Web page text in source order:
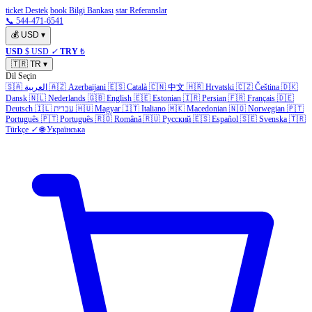
ticket Destek book Bilgi Bankası star Referanslar
📞 544-471-6541
💰 USD ▾
USD $ USD ✓ TRY ₺
🇹🇷 TR ▾
Dil Seçin
🇸🇦 العربية 🇦🇿 Azerbaijani 🇪🇸 Català 🇨🇳 中文 🇭🇷 Hrvatski 🇨🇿 Čeština 🇩🇰
Dansk 🇳🇱 Nederlands 🇬🇧 English 🇪🇪 Estonian 🇮🇷 Persian 🇫🇷 Français 🇩🇪
Deutsch 🇮🇱 עברית 🇭🇺 Magyar 🇮🇹 Italiano 🇲🇰 Macedonian 🇳🇴 Norwegian 🇵🇹
Português 🇵🇹 Português 🇷🇴 Română 🇷🇺 Русский 🇪🇸 Español 🇸🇪 Svenska 🇹🇷
Türkçe ✓ 🌐 Українська